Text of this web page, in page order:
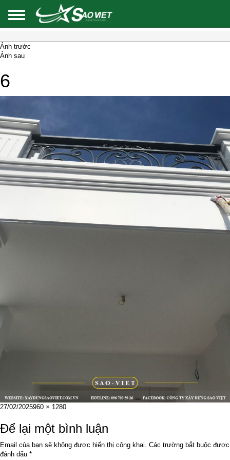
Ảnh trước
Ảnh sau
6
Đăng
ngày
27/02/2025Kích
đầy
đủ
960 × 1280
Để lại một bình luận
Email của bạn sẽ không được hiển thị công khai. Các trường bắt buộc được
đánh dấu *